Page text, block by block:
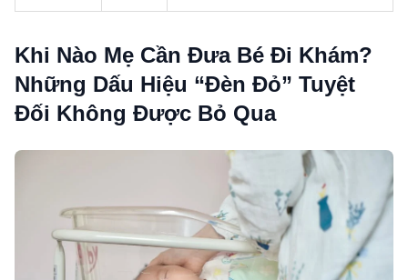
Khi Nào Mẹ Cần Đưa Bé Đi Khám?
Những Dấu Hiệu “Đèn Đỏ” Tuyệt
Đối Không Được Bỏ Qua